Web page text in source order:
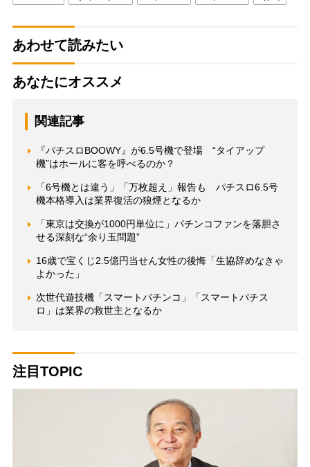
あわせて読みたい
あなたにオススメ
関連記事
『パチスロBOOWY』が6.5号機で登場 “タイアップ
機”はホールに客を呼べるのか？
「6号機とは違う」「万枚超え」報告も パチスロ6.5号
機本格導入は業界復活の狼煙となるか
「東京は交換が1000円単位に」パチンコファンを落胆さ
せる深刻な“余り玉問題”
16歳で宝くじ2.5億円当せん女性の後悔「生協辞めなきゃ
よかった」
次世代遊技機「スマートパチンコ」「スマートパチス
ロ」は業界の救世主となるか
注目TOPIC